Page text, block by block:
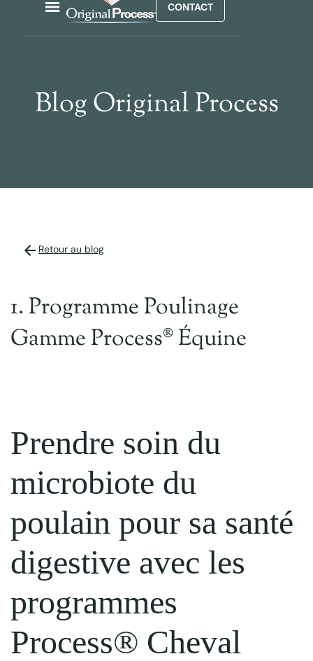
CONTACT
Blog Original Process
Retour au blog
1. Programme Poulinage
Gamme Process® Équine
Prendre soin du
microbiote du
poulain pour sa santé
digestive avec les
programmes
Process® Cheval